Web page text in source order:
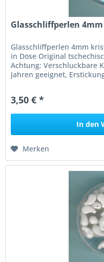
Glasschliffperlen
Glasschliffperlen 4mm
in Dose Original
Achtung: Verschluckbare
Jahren geeignet,
3,50 € *
In den
Merken